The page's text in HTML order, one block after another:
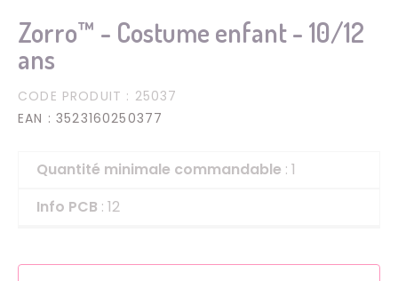
Zorro™ - Costume enfant - 10/12
ans
CODE PRODUIT : 25037
EAN : 3523160250377
Quantité minimale commandable : 1
Info PCB : 12